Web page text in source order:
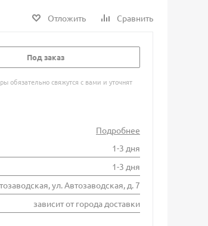
Отложить Сравнить
Под заказ
обязательно свяжутся с вами и уточнят
Подробнее
1-3 дня
1-3 дня
ул. Автозаводская, д. 7
зависит от города доставки